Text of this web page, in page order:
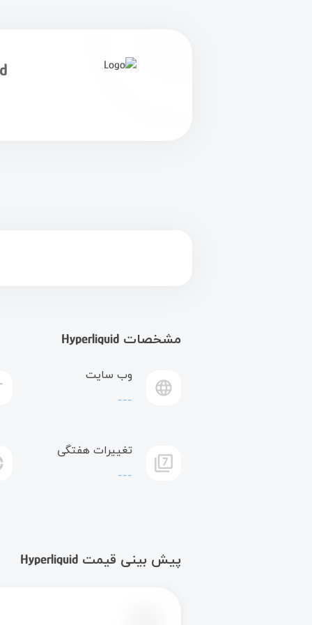
مشخصات Hyperliquid
language
وب سایت
---
filter_7
تغییرات هفتگی
---
پیش بینی قیمت Hyperliquid